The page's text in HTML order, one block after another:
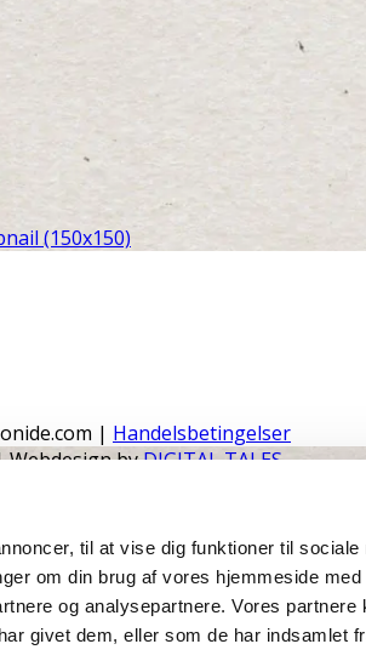
til at vise dig funktioner til sociale
om din brug af vores hjemmeside med
og analysepartnere. Vores partnere
givet dem, eller som de har indsamlet
(150x150)
| Handelsbetingelser
Webdesign byDIGITAL TALES.